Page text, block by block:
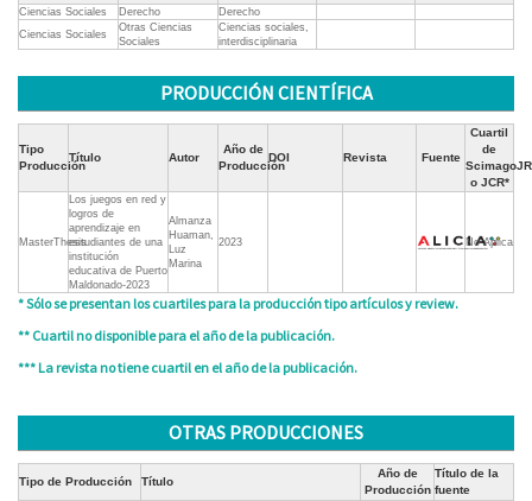
Ciencias Sociales Derecho
Derecho
Ciencias Sociales
Otras Ciencias
Sociales
Ciencias sociales,
interdisciplinaria
PRODUCCIÓN CIENTÍFICA
Tipo
Producción
Título Autor
Año de
Producción
DOI Revista Fuente
Cuartil
de
ScimagoJR
o JCR*
MasterThesis
Los juegos en red y
logros de
aprendizaje en
estudiantes de una
institución
educativa de Puerto
Maldonado-2023
Almanza
Huaman,
Luz
Marina
2023 No Aplica
* Sólo se presentan los cuartiles para la producción tipo artículos y review.
** Cuartil no disponible para el año de la publicación.
*** La revista no tiene cuartil en el año de la publicación.
OTRAS PRODUCCIONES
Tipo de Producción Título
Año de
Producción
Título de la
fuente